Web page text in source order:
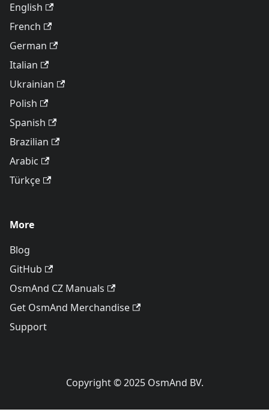
English
French
German
Italian
Ukrainian
Polish
Spanish
Brazilian
Arabic
Türkçe
More
Blog
GitHub
OsmAnd CZ Manuals
Get OsmAnd Merchandise
Support
Copyright © 2025 OsmAnd BV.